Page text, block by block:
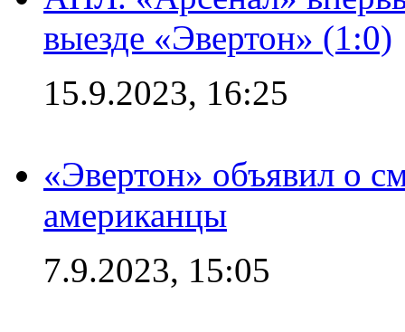
выезде «Эвертон» (1:0)
15.9.2023, 16:25
«Эвертон» объявил о
американцы
7.9.2023, 15:05